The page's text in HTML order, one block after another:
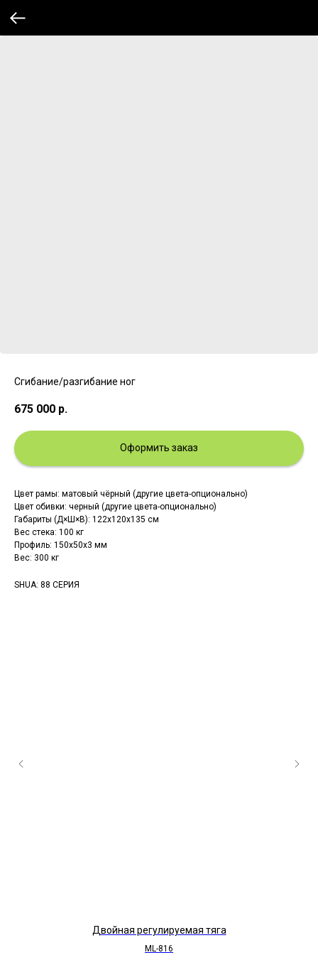
Сгибание/разгибание ног
675 000 р.
Оформить заказ
Цвет рамы: матовый чёрный (другие цвета-опционально)
Цвет обивки: черный (другие цвета-опционально)
Габариты (Д×Ш×В): 122x120x135 см
Вес стека: 100 кг
Профиль: 150х50х3 мм
Вес: 300 кг
SHUA: 88 СЕРИЯ
Двойная регулируемая тяга
ML-816